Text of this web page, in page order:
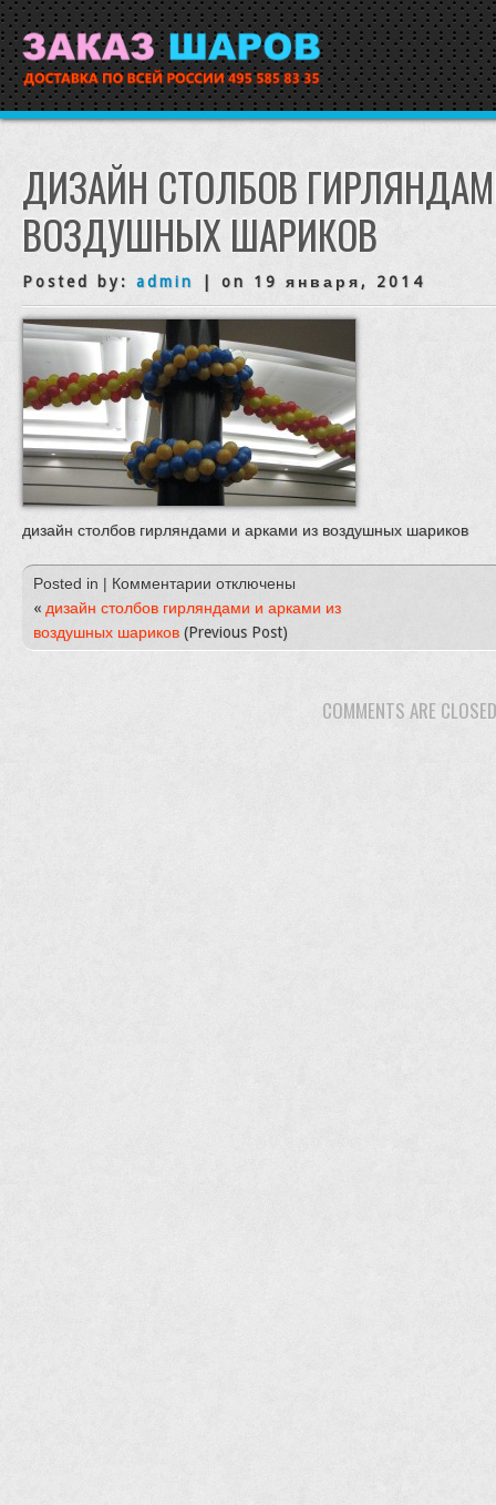
ДИЗАЙН СТОЛБОВ
ВОЗДУШНЫХ ШАРИКОВ
Posted by: admin | on 19 января, 2014
дизайн столбов гирляндами и арками из воздушных шариков
Posted in | Комментарии к
записи
дизайн
столбов
отключены
« дизайн столбов гирляндами и арками из
воздушных шариков (Previous Post)
COMMENTS ARE CLOSED